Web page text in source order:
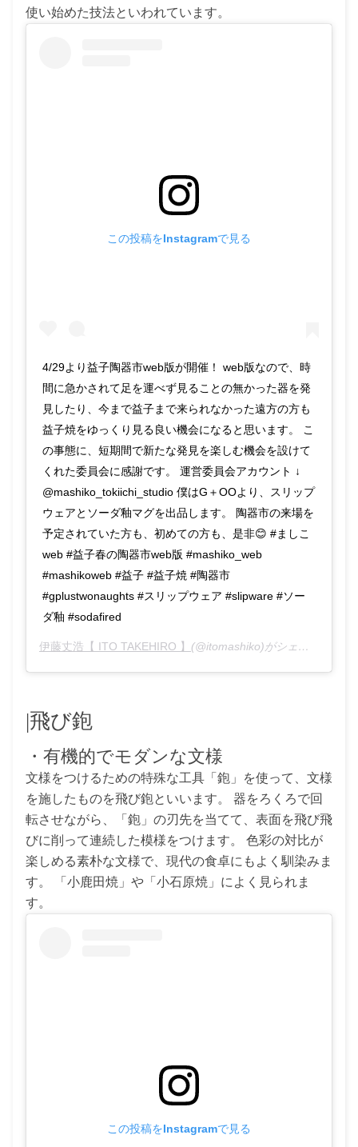
使い始めた技法といわれています。
この投稿をInstagramで見る
4/29より益子陶器市web版が開催！ web版なので、時
間に急かされて足を運べず見ることの無かった器を発
見したり、今まで益子まで来られなかった遠方の方も
益子焼をゆっくり見る良い機会になると思います。 こ
の事態に、短期間で新たな発見を楽しむ機会を設けて
くれた委員会に感謝です。 運営委員会アカウント ↓
@mashiko_tokiichi_studio 僕はG＋OOより、スリップ
ウェアとソーダ釉マグを出品します。 陶器市の来場を
予定されていた方も、初めての方も、是非😊 #ましこ
web #益子春の陶器市web版 #mashiko_web
#mashikoweb #益子 #益子焼 #陶器市
#gplustwonaughts #スリップウェア #slipware #ソー
ダ釉 #sodafired
伊藤丈浩【 ITO TAKEHIRO 】 (@itomashiko)がシェアした投稿 -
|飛び鉋
・有機的でモダンな文様
文様をつけるための特殊な工具「鉋」を使って、文様
を施したものを飛び鉋といいます。 器をろくろで回
転させながら、「鉋」の刃先を当てて、表面を飛び飛
びに削って連続した模様をつけます。 色彩の対比が
楽しめる素朴な文様で、現代の食卓にもよく馴染みま
す。 「小鹿田焼」や「小石原焼」によく見られま
す。
この投稿をInstagramで見る